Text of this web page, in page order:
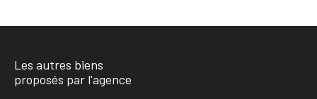
Les autres biens
proposés par l'agence